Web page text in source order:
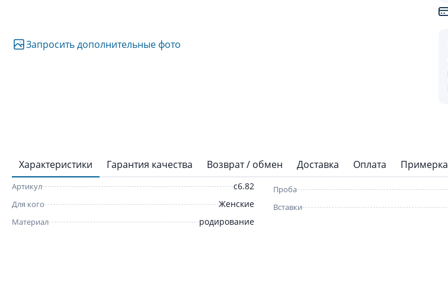
Запросить дополнительные фото
Характеристики Гарантия качества Возврат / обмен Доставка Оплата Примерка
Артикул с6.82
Для кого Женские
Материал родирование
Проба
Вставки